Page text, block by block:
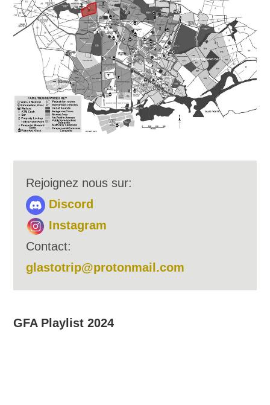
Rejoignez nous sur:
Discord
Instagram
Contact:
glastotrip@protonmail.com
GFA Playlist 2024